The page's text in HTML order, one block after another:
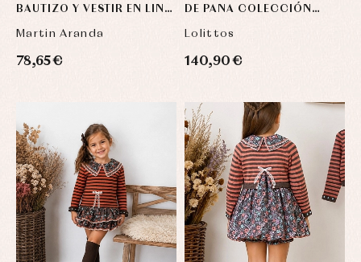
BAUTIZO Y VESTIR EN LINO
Martin Aranda
78,65 €
DE PANA COLECCIÓN
Lolittos
140,90 €
Complementos
Arras